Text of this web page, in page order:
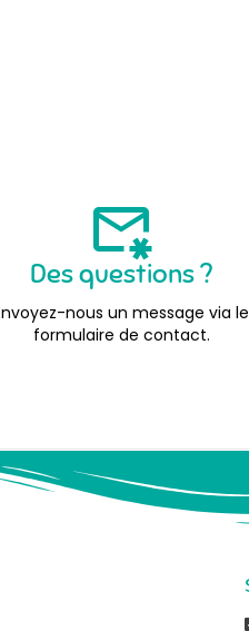
Des questions ?
nous un message via le
formulaire de contact.